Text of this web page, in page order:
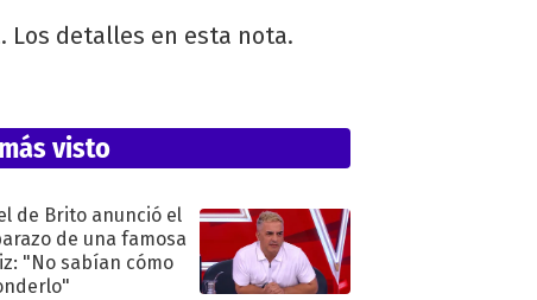
Los detalles en esta nota.
visto
de Brito anunció el
de una famosa
"No sabían cómo